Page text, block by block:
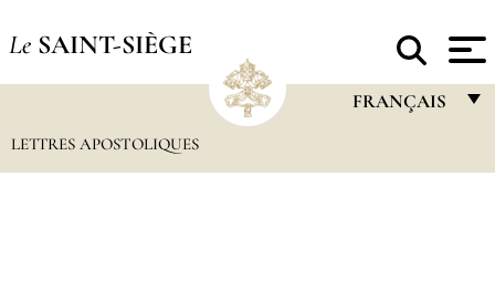
Le SAINT-SIÈGE
FRANÇAIS
LETTRES APOSTOLIQUES